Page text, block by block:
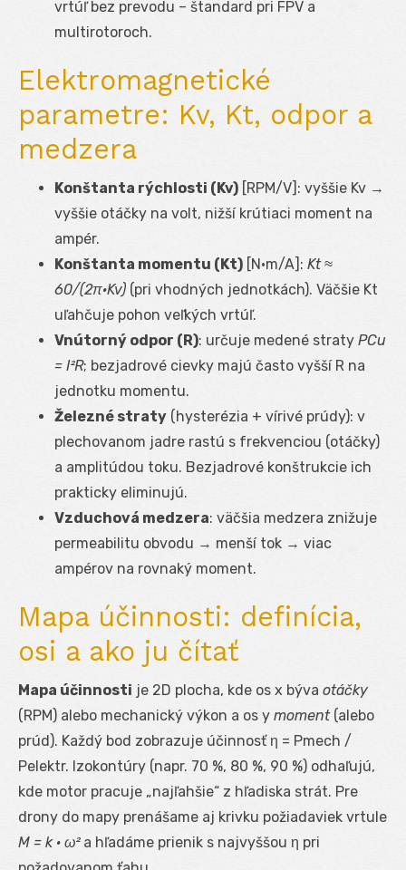
vrtúľ bez prevodu – štandard pri FPV a
multirotoroch.
Elektromagnetické
parametre: Kv, Kt, odpor a
medzera
Konštanta rýchlosti (Kv) [RPM/V]: vyššie Kv →
vyššie otáčky na volt, nižší krútiaci moment na
ampér.
Konštanta momentu (Kt) [N·m/A]: Kt ≈
60/(2π·Kv) (pri vhodných jednotkách). Väčšie Kt
uľahčuje pohon veľkých vrtúľ.
Vnútorný odpor (R): určuje medené straty PCu
= I²R; bezjadrové cievky majú často vyšší R na
jednotku momentu.
Železné straty (hysterézia + vírivé prúdy): v
plechovanom jadre rastú s frekvenciou (otáčky)
a amplitúdou toku. Bezjadrové konštrukcie ich
prakticky eliminujú.
Vzduchová medzera: väčšia medzera znižuje
permeabilitu obvodu → menší tok → viac
ampérov na rovnaký moment.
Mapa účinnosti: definícia,
osi a ako ju čítať
Mapa účinnosti je 2D plocha, kde os x býva otáčky
(RPM) alebo mechanický výkon a os y moment(alebo
prúd). Každý bod zobrazuje účinnosť η = Pmech /
Pelektr. Izokontúry (napr. 70 %, 80 %, 90 %) odhaľujú,
kde motor pracuje „najľahšie“ z hľadiska strát. Pre
drony do mapy prenášame aj krivku požiadaviek vrtule
M = k · ω²a hľadáme prienik s najvyššou η pri